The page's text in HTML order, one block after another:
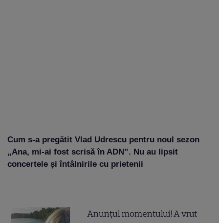
Cum s-a pregătit Vlad Udrescu pentru noul sezon
„Ana, mi-ai fost scrisă în ADN”. Nu au lipsit
concertele și întâlnirile cu prietenii
Anunțul momentului! A vrut